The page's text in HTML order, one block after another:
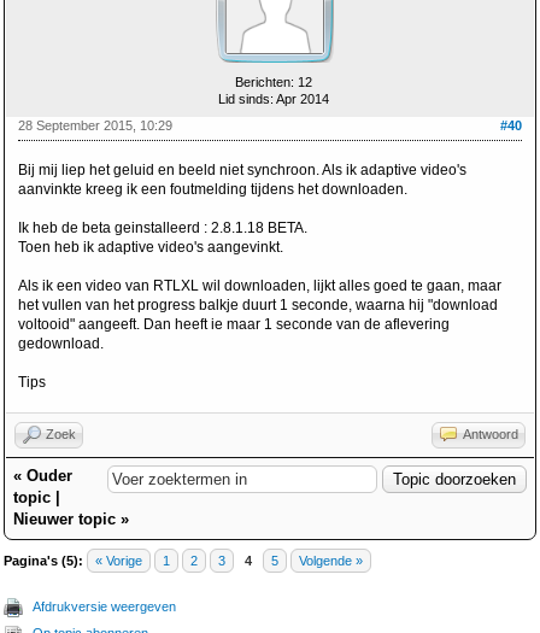
Berichten: 12
Lid sinds: Apr 2014
#40
28 September 2015, 10:29
Bij mij liep het geluid en beeld niet synchroon. Als ik adaptive video's
aanvinkte kreeg ik een foutmelding tijdens het downloaden.
Ik heb de beta geinstalleerd : 2.8.1.18 BETA.
Toen heb ik adaptive video's aangevinkt.
Als ik een video van RTLXL wil downloaden, lijkt alles goed te gaan, maar
het vullen van het progress balkje duurt 1 seconde, waarna hij "download
voltooid" aangeeft. Dan heeft ie maar 1 seconde van de aflevering
gedownload.
Tips
Zoek Antwoord
« Ouder
topic
Nieuwer topic »
Pagina's (5): « Vorige 1 2 3 4 5 Volgende »
Afdrukversie weergeven